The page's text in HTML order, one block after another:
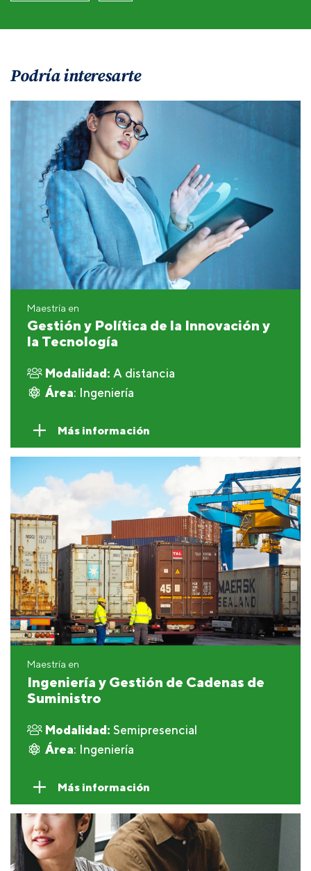
Podría interesarte
Maestría en
Gestión y Política de la Innovación y
la Tecnología
Modalidad: A distancia
Área: Ingeniería
Más información
Maestría en
Ingeniería y Gestión de Cadenas de
Suministro
Modalidad: Semipresencial
Área: Ingeniería
Más información